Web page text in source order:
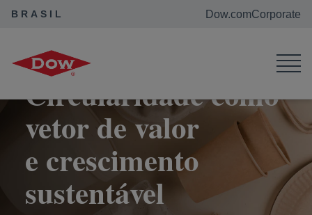
BRASIL Dow.comCorporate
Dow Brasil
Circularidade como
vetor de valor
e crescimento
sustentável